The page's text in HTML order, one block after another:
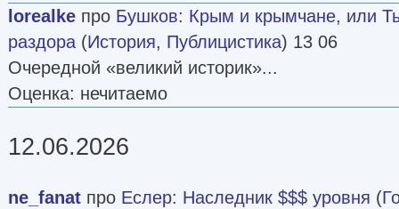
lorealke про Бушков: Крым и крымчане, или
раздора (История, Публицистика) 13 06
Очередной «великий историк»...
Оценка: нечитаемо
12.06.2026
ne_fanat про Еслер: Наследник $$$ уровня (